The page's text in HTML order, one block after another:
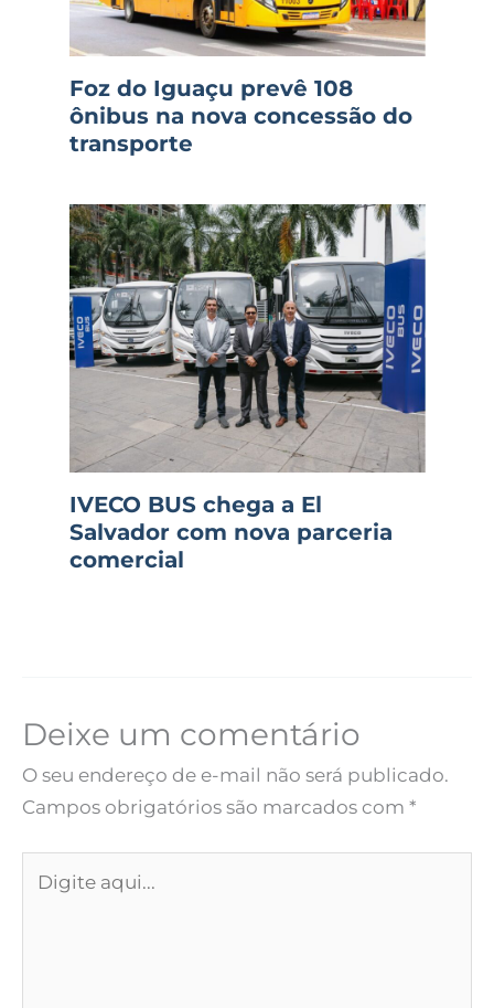
Foz do Iguaçu prevê 108
ônibus na nova concessão do
transporte
IVECO BUS chega a El
Salvador com nova parceria
comercial
Deixe um comentário
O seu endereço de e-mail não será publicado.
Campos obrigatórios são marcados com *
aqui...